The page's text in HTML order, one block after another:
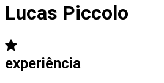
Lucas Piccolo
experiência